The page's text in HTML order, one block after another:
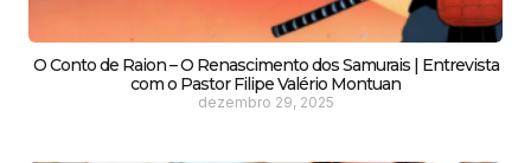
O Conto de Raion – O Renascimento dos Samurais | Entrevista
com o Pastor Filipe Valério Montuan
dezembro 29, 2025